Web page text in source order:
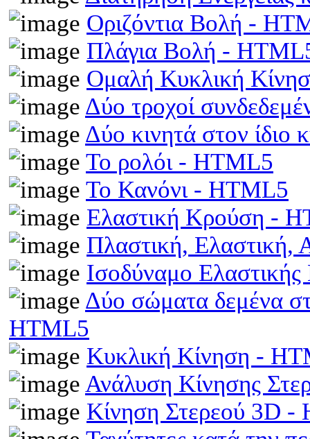
Οριζόντια Βολή -
Πλάγια Βολή -
Ομαλή Κυκλική
Δύο τροχοί
Δύο κινητά στον
Το ρολόι - HTML5
Το Κανόνι - HTML5
Ελαστική Κρούση -
Πλαστική,
Ισοδύναμο
Δύο σώματα δεμένα
HTML5
Κυκλική Κίνηση -
Ανάλυση Κίνησης
Κίνηση Στερεού 3D -